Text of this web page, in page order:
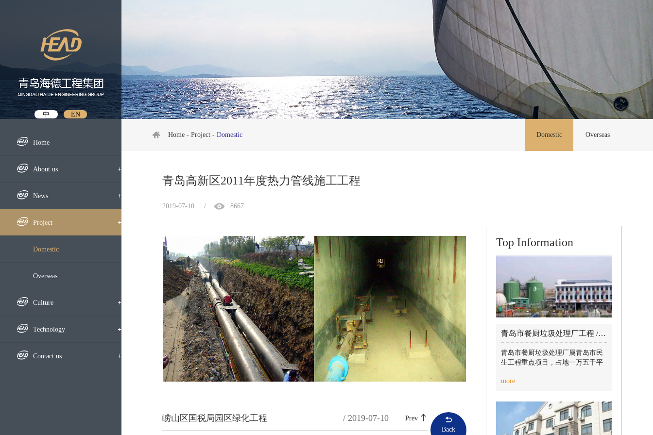
中 EN
Home
About us +
Profile
Framework
Subsidiary
Development History
Honors
Video
News +
Company News
Notice
Bidding Information
Media Focus
Project +
Domestic
Overseas
Culture +
Culture
Employees
Technology +
Research Highlight
Contact us +
Home - Project - Domestic Domestic Overseas
青岛高新区2011年度热力管线施工工程
2019-07-10 / 8667
崂山区国税局园区绿化工程 / 2019-07-10
Prev
Back
Top Information
青岛市餐厨垃圾处理厂工程 / 2019-07-10
青岛市餐厨垃圾处理厂属青岛市民
生工程重点项目，占地一万五千平
于2012年10月8日开工，2014年1月
前国际上技术最成熟的“预处理+厌
氧发酵+沼气利用+生物柴油提取”工
艺和先进生产设备。本工程包含预
处理车间、厌氧罐、均质池、废水
more